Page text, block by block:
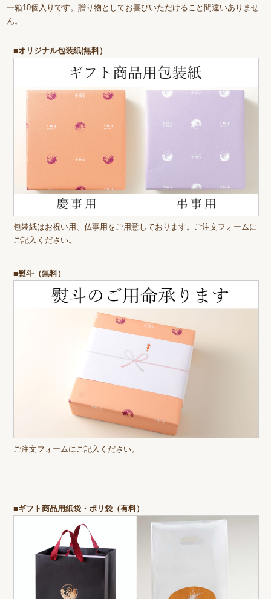
一箱10個入りです。贈り物としてお喜びいただけること間違いありませ
ん。
■オリジナル包装紙(無料）
包装紙はお祝い用、仏事用をご用意しております。ご注文フォームに
ご記入ください。
■熨斗（無料）
ご注文フォームにご記入ください。
■ギフト商品用紙袋・ポリ袋（有料）